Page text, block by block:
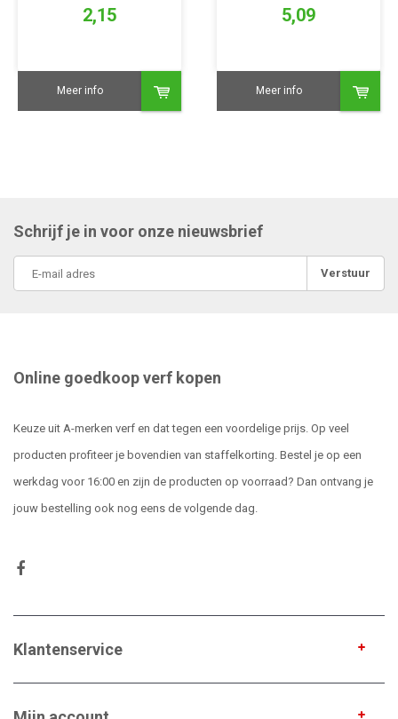
2,15
Meer info
5,09
Meer info
Schrijf je in voor onze nieuwsbrief
Verstuur
Online goedkoop verf kopen
Keuze uit A-merken verf en dat tegen een voordelige prijs. Op veel
producten profiteer je bovendien van staffelkorting. Bestel je op een
werkdag voor 16:00 en zijn de producten op voorraad? Dan ontvang je
jouw bestelling ook nog eens de volgende dag.
Klantenservice